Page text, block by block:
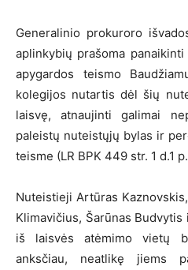
Generalinio prokuroro
aplinkybių prašoma
apygardos teismo
kolegijos nutartis dėl šių
laisvę, atnaujinti galimai
paleistų nuteistųjų bylas ir
teisme (LR BPK 449 str. 1 d.1
Nuteistieji Artūras
Klimavičius, Šarūnas
iš laisvės atėmimo vietų
anksčiau, neatlikę jiems